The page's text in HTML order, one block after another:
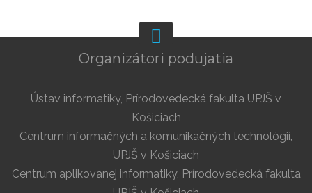
Organizátori podujatia
Ústav informatiky, Prírodovedecká fakulta UPJŠ v
Košiciach
Centrum informačných a komunikačných technológií,
UPJŠ v Košiciach
Centrum aplikovanej informatiky, Prírodovedecká fakulta